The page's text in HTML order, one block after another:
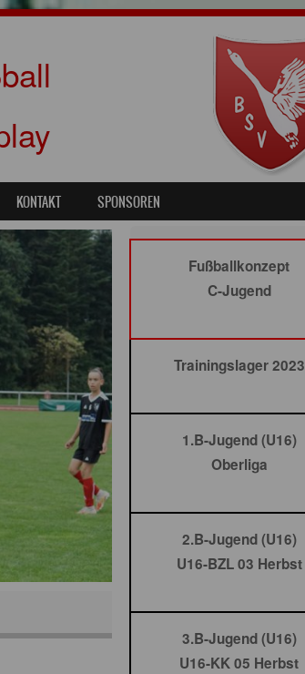
KONTAKT SPONSOREN
Fußballkonzept
C-Jugend
Trainingslager 2023
1.B-Jugend (U16)
Oberliga
2.B-Jugend (U16)
U16-BZL 03 Herbst
3.B-Jugend (U16)
U16-KK 05 Herbst